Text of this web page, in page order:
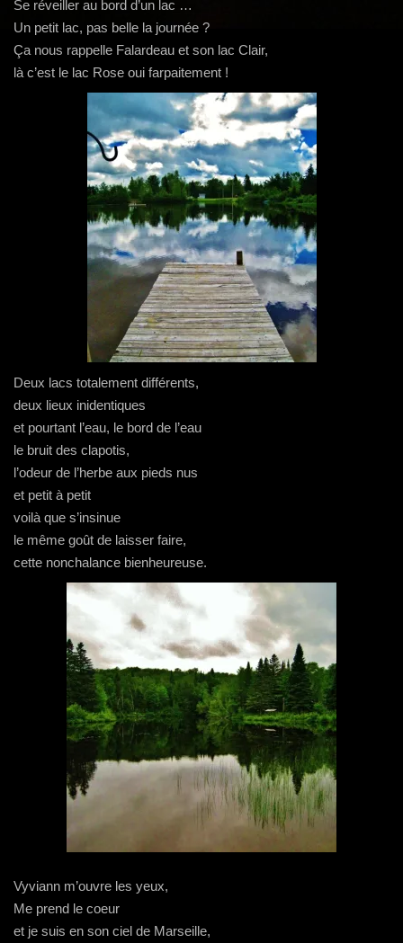
Se réveiller au bord d’un lac …
Un petit lac, pas belle la journée ?
Ça nous rappelle Falardeau et son lac Clair,
là c’est le lac Rose oui farpaitement !
Deux lacs totalement différents,
deux lieux inidentiques
et pourtant l’eau, le bord de l’eau
le bruit des clapotis,
l’odeur de l’herbe aux pieds nus
et petit à petit
voilà que s’insinue
le même goût de laisser faire,
cette nonchalance bienheureuse.
Vyviann m’ouvre les yeux,
Me prend le coeur
et je suis en son ciel de Marseille,